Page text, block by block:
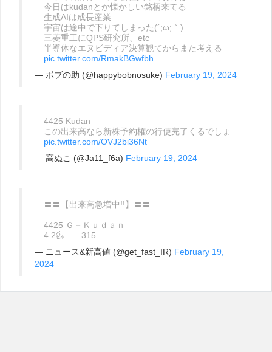
今日はkudanとか懐かしい銘柄来てる
生成AIは成長産業
宇宙は途中で下りてしまった(´;ω;｀)
三菱重工にQPS研究所、etc
半導体なエヌビディア決算観てからまた考える
pic.twitter.com/RmakBGwfbh
— ボブの助 (@happybobnosuke) February 19, 2024
4425 Kudan
この出来高なら新株予約権の行使完了くるでしょ
pic.twitter.com/OVJ2bi36Nt
— 高ぬこ (@Ja11_f6a) February 19, 2024
〓〓【出来高急増中!!】〓〓
4425 Ｇ－Ｋｕｄａｎ
4.2㌫ 315
— ニュース&新高値 (@get_fast_IR) February 19,
2024